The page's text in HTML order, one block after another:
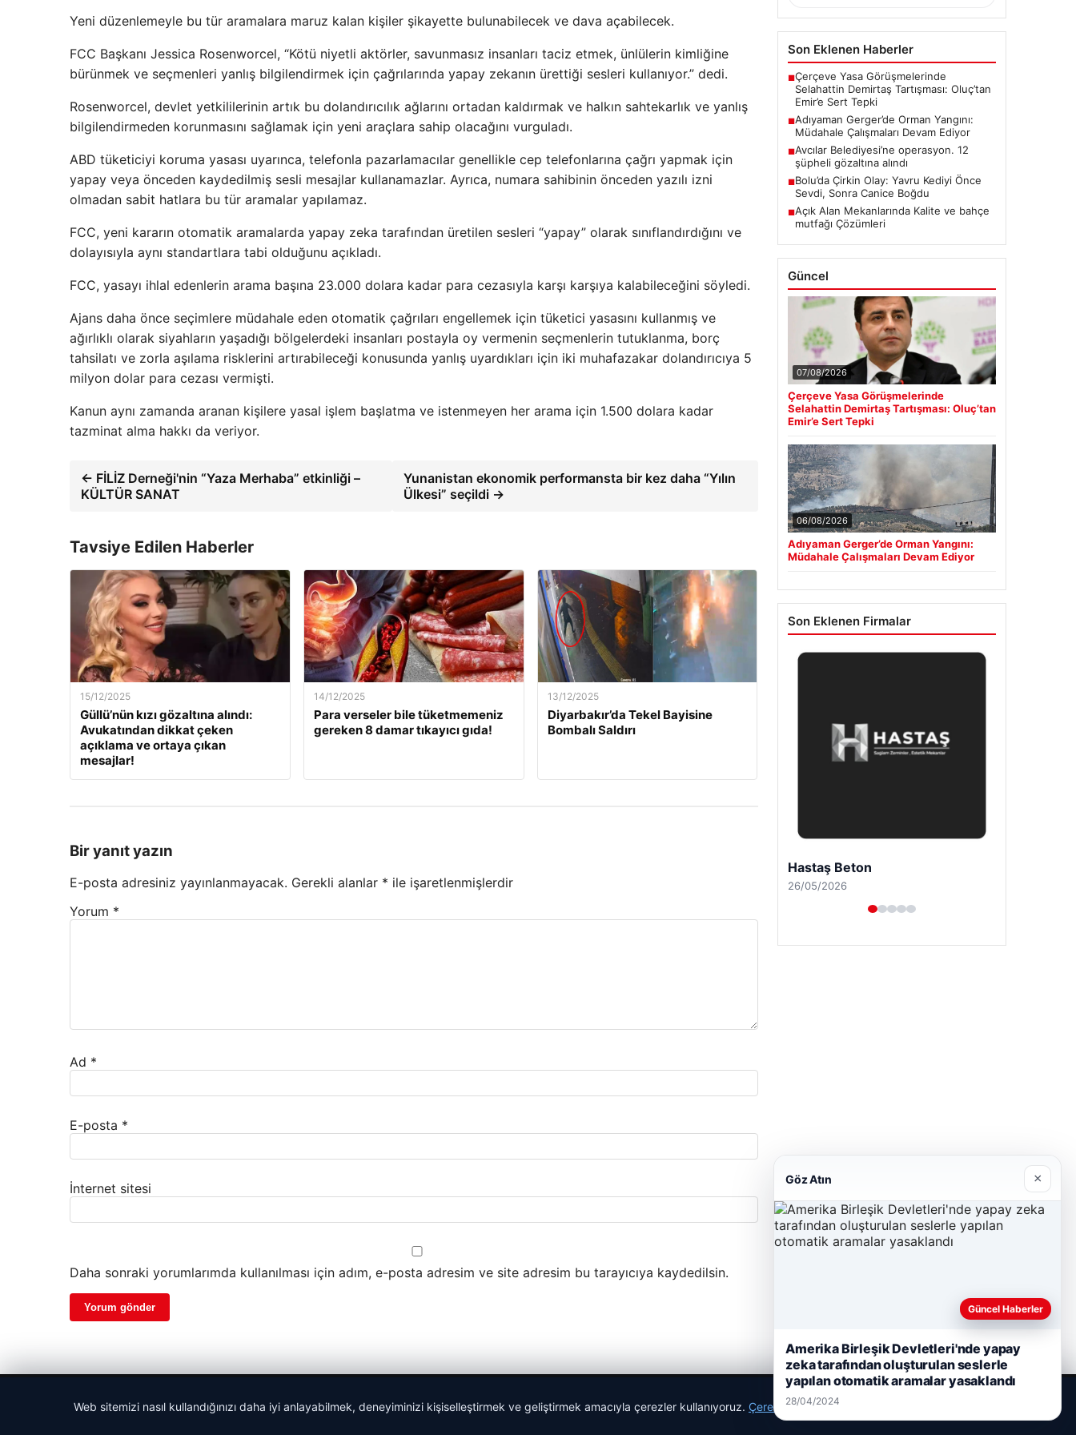
Yeni düzenlemeyle bu tür aramalara maruz kalan kişiler şikayette bulunabilecek ve dava açabilecek.
FCC Başkanı Jessica Rosenworcel, “Kötü niyetli aktörler, savunmasız insanları taciz etmek, ünlülerin kimliğine
bürünmek ve seçmenleri yanlış bilgilendirmek için çağrılarında yapay zekanın ürettiği sesleri kullanıyor.” dedi.
Rosenworcel, devlet yetkililerinin artık bu dolandırıcılık ağlarını ortadan kaldırmak ve halkın sahtekarlık ve yanlış
bilgilendirmeden korunmasını sağlamak için yeni araçlara sahip olacağını vurguladı.
ABD tüketiciyi koruma yasası uyarınca, telefonla pazarlamacılar genellikle cep telefonlarına çağrı yapmak için
yapay veya önceden kaydedilmiş sesli mesajlar kullanamazlar. Ayrıca, numara sahibinin önceden yazılı izni
olmadan sabit hatlara bu tür aramalar yapılamaz.
FCC, yeni kararın otomatik aramalarda yapay zeka tarafından üretilen sesleri “yapay” olarak sınıflandırdığını ve
dolayısıyla aynı standartlara tabi olduğunu açıkladı.
FCC, yasayı ihlal edenlerin arama başına 23.000 dolara kadar para cezasıyla karşı karşıya kalabileceğini söyledi.
Ajans daha önce seçimlere müdahale eden otomatik çağrıları engellemek için tüketici yasasını kullanmış ve
ağırlıklı olarak siyahların yaşadığı bölgelerdeki insanları postayla oy vermenin seçmenlerin tutuklanma, borç
tahsilatı ve zorla aşılama risklerini artırabileceği konusunda yanlış uyardıkları için iki muhafazakar dolandırıcıya 5
milyon dolar para cezası vermişti.
Kanun aynı zamanda aranan kişilere yasal işlem başlatma ve istenmeyen her arama için 1.500 dolara kadar
tazminat alma hakkı da veriyor.
← FİLİZ Derneği'nin “Yaza Merhaba” etkinliği –
KÜLTÜR SANAT
Yunanistan ekonomik performansta bir kez daha “Yılın
Ülkesi” seçildi →
Tavsiye Edilen Haberler
15/12/2025
Güllü’nün kızı gözaltına alındı:
Avukatından dikkat çeken
açıklama ve ortaya çıkan
mesajlar!
14/12/2025
Para verseler bile tüketmemeniz
gereken 8 damar tıkayıcı gıda!
13/12/2025
Diyarbakır’da Tekel Bayisine
Bombalı Saldırı
Bir yanıt yazın
E-posta adresiniz yayınlanmayacak. Gerekli alanlar * ile işaretlenmişlerdir
Yorum *
Ad *
E-posta *
İnternet sitesi
Daha sonraki yorumlarımda kullanılması için adım, e-posta adresim ve site adresim bu tarayıcıya kaydedilsin.
Son Eklenen Haberler
■Çerçeve Yasa Görüşmelerinde
Selahattin Demirtaş Tartışması: Oluç’tan
Emir’e Sert Tepki
■Adıyaman Gerger’de Orman Yangını:
Müdahale Çalışmaları Devam Ediyor
■Avcılar Belediyesi’ne operasyon. 12
şüpheli gözaltına alındı
■Bolu’da Çirkin Olay: Yavru Kediyi Önce
Sevdi, Sonra Canice Boğdu
■Açık Alan Mekanlarında Kalite ve bahçe
mutfağı Çözümleri
Güncel
07/08/2026
Çerçeve Yasa Görüşmelerinde
Selahattin Demirtaş Tartışması: Oluç’tan
Emir’e Sert Tepki
06/08/2026
Adıyaman Gerger’de Orman Yangını:
Müdahale Çalışmaları Devam Ediyor
Son Eklenen Firmalar
Hastaş Beton
26/05/2026
Web sitemizi nasıl kullandığınızı daha iyi anlayabilmek, deneyiminizi kişiselleştirmek ve geliştirmek amacıyla çerezler kullanıyoruz. Çerez Politikamız
Göz Atın ×
Güncel Haberler
Amerika Birleşik Devletleri'nde yapay
zeka tarafından oluşturulan seslerle
yapılan otomatik aramalar yasaklandı
28/04/2024